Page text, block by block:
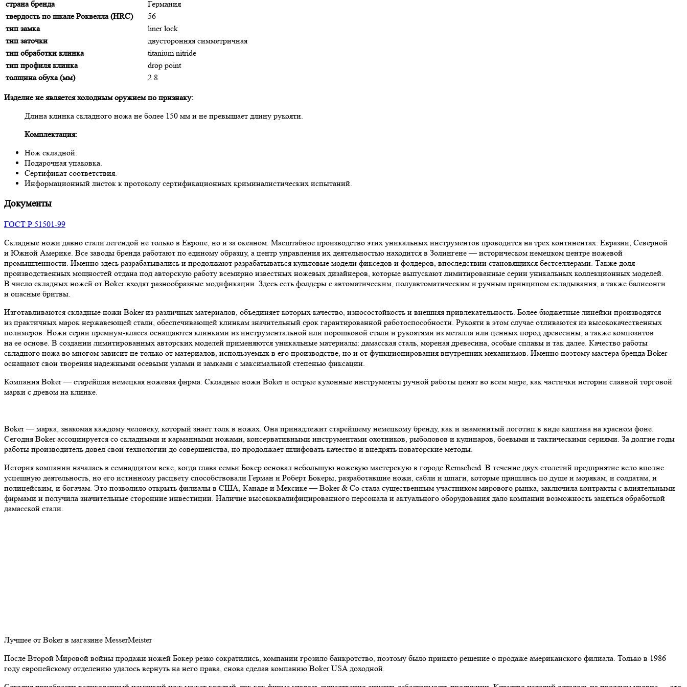
страна бренда
Германия
твердость по шкале Роквелла (HRC)
56
тип замка
liner lock
тип заточки
двусторонняя симметричная
тип обработки клинка
titanium nitride
тип профиля клинка
drop point
толщина обуха (мм)
2.8
Изделие не является холодным оружием по признаку:
Длина клинка складного ножа не более 150 мм и не превышает длину рукояти.
Комплектация:
Нож складной.
Подарочная упаковка.
Сертификат соответствия.
Информационный листок к протоколу сертификационных криминалистических испытаний.
Документы
ГОСТ Р 51501-99
Складные ножи давно стали легендой не только в Европе, но и за океаном. Масштабное производство этих уникальных инструментов проводится на трех континентах: Евразии, Северной
и Южной Америке. Все заводы бренда работают по единому образцу, а центр управления их деятельностью находится в Золингене — историческом немецком центре ножевой
промышленности. Именно здесь разрабатывались и продолжают разрабатываться культовые модели фикседов и фолдеров, впоследствии становящихся бестселлерами. Также доля
производственных мощностей отдана под авторскую работу всемирно известных ножевых дизайнеров, которые выпускают лимитированные серии уникальных коллекционных моделей.
В число складных ножей от Boker входят разнообразные модификации. Здесь есть фолдеры с автоматическим, полуавтоматическим и ручным принципом складывания, а также балисонги
и опасные бритвы.
Изготавливаются складные ножи Boker из различных материалов, объединяет которых качество, износостойкость и внешняя привлекательность. Более бюджетные линейки производятся
из практичных марок нержавеющей стали, обеспечивающей клинкам значительный срок гарантированной работоспособности. Рукояти в этом случае отливаются из высококачественных
полимеров. Ножи серии премиум-класса оснащаются клинками из инструментальной или порошковой стали и рукоятями из металла или ценных пород древесины, а также композитов
на ее основе. В создании лимитированных авторских моделей применяются уникальные материалы: дамасская сталь, мореная древесина, особые сплавы и так далее. Качество работы
складного ножа во многом зависит не только от материалов, используемых в его производстве, но и от функционирования внутренних механизмов. Именно поэтому мастера бренда Boker
оснащают свои творения надежными осевыми узлами и замками с максимальной степенью фиксации.
Компания Boker — старейшая немецкая ножевая фирма. Складные ножи Boker и острые кухонные инструменты ручной работы ценят во всем мире, как частички истории славной торговой
марки с древом на клинке.
Boker — марка, знакомая каждому человеку, который знает толк в ножах. Она принадлежит старейшему немецкому бренду, как и знаменитый логотип в виде каштана на красном фоне.
Сегодня Boker ассоциируется со складными и карманными ножами, консервативными инструментами охотников, рыболовов и кулинаров, боевыми и тактическими сериями. За долгие годы
работы производитель довел свои технологии до совершенства, но продолжает шлифовать качество и внедрять новаторские методы.
История компании началась в семнадцатом веке, когда глава семьи Бокер основал небольшую ножевую мастерскую в городе Remscheid. В течение двух столетий предприятие вело вполне
успешную деятельность, но его истинному расцвету способствовали Герман и Роберт Бокеры, разработавшие ножи, сабли и шпаги, которые пришлись по душе и морякам, и солдатам, и
полицейским, и богачам. Это позволило открыть филиалы в США, Канаде и Мексике — Boker & Co стала существенным участником мирового рынка, заключила контракты с влиятельными
фирмами и получила значительные сторонние инвестиции. Наличие высококвалифицированного персонала и актуального оборудования дало компании возможность заняться обработкой
дамасской стали.
Лучшее от Boker в магазине MesserMeister
После Второй Мировой войны продажи ножей Бокер резко сократились, компании грозило банкротство, поэтому было принято решение о продаже американского филиала. Только в 1986
году европейскому отделению удалось вернуть на него права, снова сделав компанию Boker USA доходной.